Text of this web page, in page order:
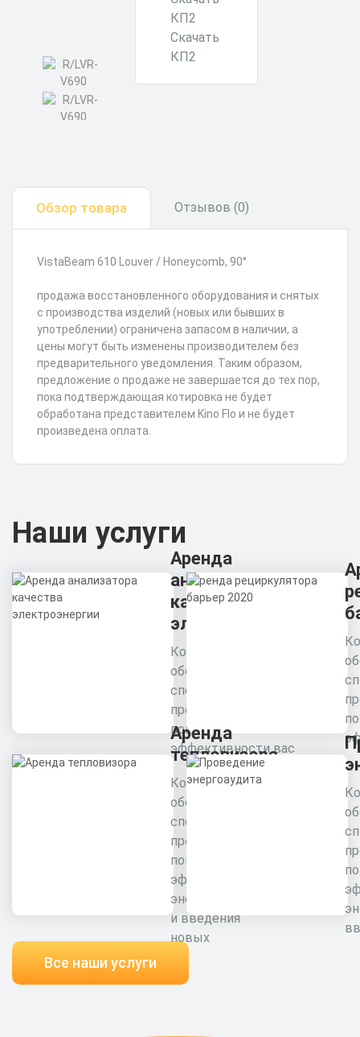
Скачать
КП2
Обзор товара Отзывов (0)
VistaBeam 610 Louver / Honeycomb, 90°
продажа восстановленного оборудования и снятых
с производства изделий (новых или бывших в
употреблении) ограничена запасом в наличии, а
цены могут быть изменены производителем без
предварительного уведомления. Таким образом,
предложение о продаже не завершается до тех пор,
пока подтверждающая котировка не будет
обработана представителем Kino Flo и не будет
произведена оплата.
Наши услуги
Аренда
анализатора
качества
электроэнергии
Комплексное
обследование
специалистами
предприятия для
повышения
эффективности вас
Аренда
тепловизора
Комплексное
обследование
специалистами
предприятия для
повышения
эффективности
энергоресурсов
и введения
новых
Все наши услуги